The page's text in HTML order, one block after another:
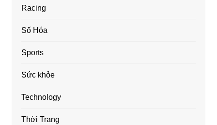
Racing
Số Hóa
Sports
Sức khỏe
Technology
Thời Trang